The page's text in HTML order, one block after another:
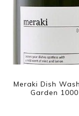
Meraki Dish
Garden